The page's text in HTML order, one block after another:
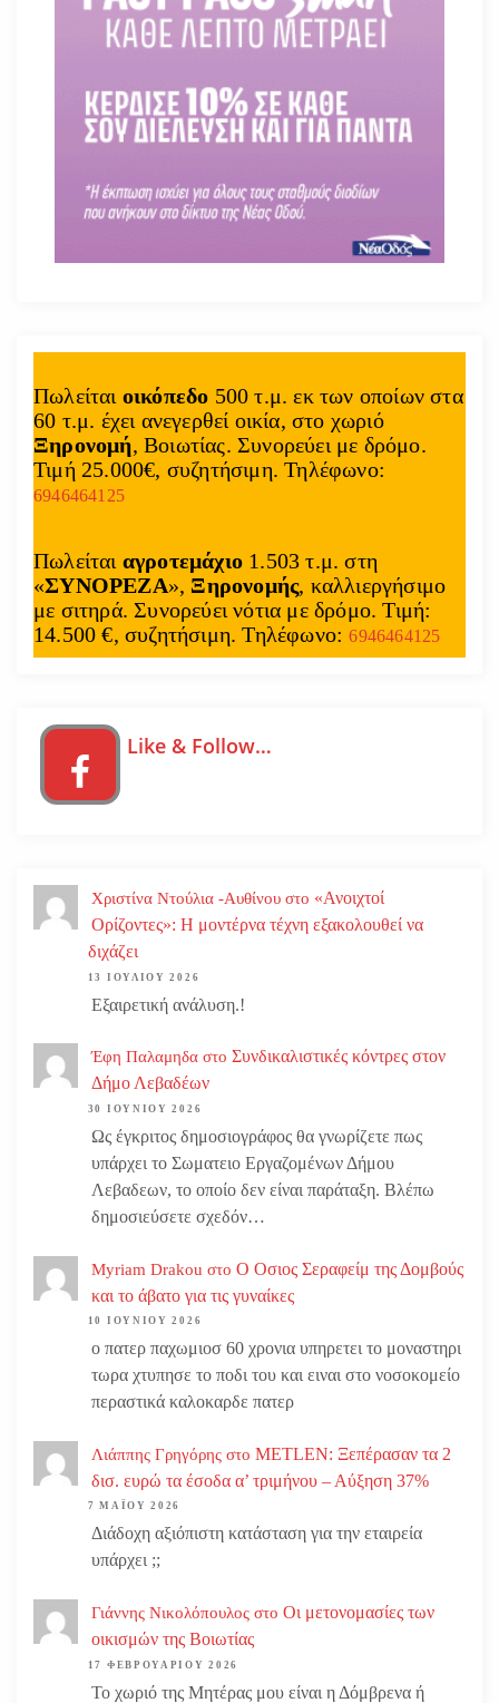
Πωλείται οικόπεδο 500 τ.μ. εκ των οποίων στα
60 τ.μ. έχει ανεγερθεί οικία, στο χωριό
Ξηρονομή, Βοιωτίας. Συνορεύει με δρόμο.
Τιμή 25.000€, συζητήσιμη. Τηλέφωνο:
6946464125
Πωλείται αγροτεμάχιο 1.503 τ.μ. στη
«ΣΥΝΟΡΕΖΑ», Ξηρονομής, καλλιεργήσιμο
με σιτηρά. Συνορεύει νότια με δρόμο. Τιμή:
14.500 €, συζητήσιμη. Τηλέφωνο:6946464125
Like & Follow…
Χριστίνα Ντούλια -Αυθίνου στο «Ανοιχτοί
Ορίζοντες»: Η μοντέρνα τέχνη εξακολουθεί να
διχάζει
13 ΙΟΥΛΊΟΥ 2026
Εξαιρετική ανάλυση.!
Έφη Παλαμηδα στο Συνδικαλιστικές κόντρες στον
Δήμο Λεβαδέων
30 ΙΟΥΝΊΟΥ 2026
Ως έγκριτος δημοσιογράφος θα γνωρίζετε πως
υπάρχει το Σωματειο Εργαζομένων Δήμου
Λεβαδεων, το οποίο δεν είναι παράταξη. Βλέπω
δημοσιεύσετε σχεδόν…
Myriam Drakou στο Ο Οσιος Σεραφείμ της Δομβούς
και το άβατο για τις γυναίκες
10 ΙΟΥΝΊΟΥ 2026
ο πατερ παχωμιοσ 60 χρονια υπηρετει το μοναστηρι
τωρα χτυπησε το ποδι του και ειναι στο νοσοκομείο
περαστικά καλοκαρδε πατερ
Λιάππης Γρηγόρης στο METLEN: Ξεπέρασαν τα 2
δισ. ευρώ τα έσοδα α’ τριμήνου – Αύξηση 37%
7 ΜΑΪ́ΟΥ 2026
Διάδοχη αξιόπιστη κατάσταση για την εταιρεία
υπάρχει ;;
Γιάννης Νικολόπουλος στο Οι μετονομασίες των
οικισμών της Βοιωτίας
17 ΦΕΒΡΟΥΑΡΊΟΥ 2026
Το χωριό της Μητέρας μου είναι η Δόμβρενα ή